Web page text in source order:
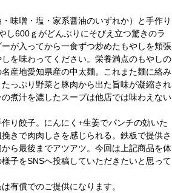
味噌・塩・家系醤油のいずれか）と手作り
し600ｇがどんぶりにそびえ立つ驚きのラ
が入ってから一食ずつ炒めたもやしを頬張
を味わってください。栄養満点のもやしの
産地愛知県産の中太麺。これまた麺に絡み
っぷり野菜と豚肉から出た旨味が凝縮され
煮汁を漉したスープは他店では味わえない
り餃子。にんにく+生姜でパンチの効いた
きで肉肉しさを感じられる。鉄板で提供さ
ら最後までアツアツ。今回は上記商品を体
子をSNSへ投稿していただきたいと思って
有償でのご提供になります。